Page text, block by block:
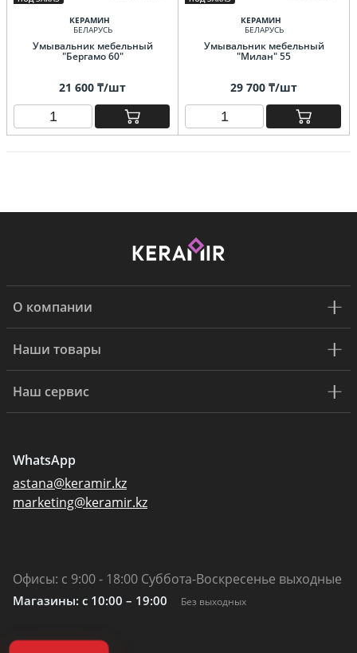
КЕРАМИН
БЕЛАРУСЬ
Умывальник мебельный
"Бергамо 60"
21 600 ₸/шт
КЕРАМИН
БЕЛАРУСЬ
Умывальник мебельный
"Милан" 55
29 700 ₸/шт
О компании
Наши товары
Наш сервис
WhatsApp
astana@keramir.kz
marketing@keramir.kz
Офисы: с 9:00 - 18:00 Суббота-Воскресенье выходные
Магазины: c 10:00 – 19:00 Без выходных